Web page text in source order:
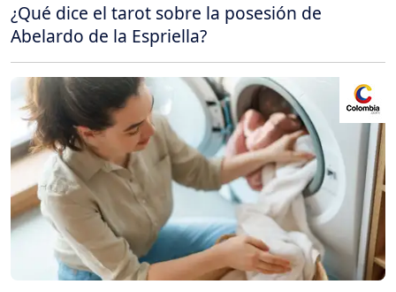
¿Qué dice el tarot sobre la posesión de
Abelardo de la Espriella?